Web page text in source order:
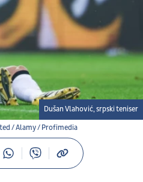
/ Alamy / Profimedia
Dušan Vlahović, srpski teniser